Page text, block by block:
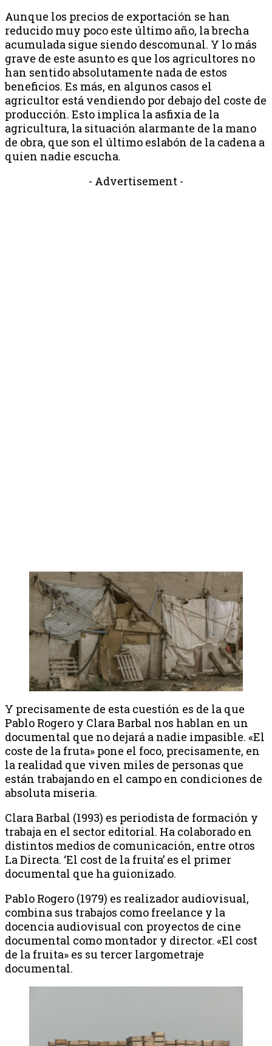
Aunque los precios de exportación se han
reducido muy poco este último año, la brecha
acumulada sigue siendo descomunal. Y lo más
grave de este asunto es que los agricultores no
han sentido absolutamente nada de estos
beneficios. Es más, en algunos casos el
agricultor está vendiendo por debajo del coste de
producción. Esto implica la asfixia de la
agricultura, la situación alarmante de la mano
de obra, que son el último eslabón de la cadena a
quien nadie escucha.
- Advertisement -
Y precisamente de esta cuestión es de la que
Pablo Rogero y Clara Barbal nos hablan en un
documental que no dejará a nadie impasible. «El
coste de la fruta» pone el foco, precisamente, en
la realidad que viven miles de personas que
están trabajando en el campo en condiciones de
absoluta miseria.
Clara Barbal (1993) es periodista de formación y
trabaja en el sector editorial. Ha colaborado en
distintos medios de comunicación, entre otros
La Directa. ‘El cost de la fruita’ es el primer
documental que ha guionizado.
Pablo Rogero (1979) es realizador audiovisual,
combina sus trabajos como freelance y la
docencia audiovisual con proyectos de cine
documental como montador y director. «El cost
de la fruita» es su tercer largometraje
documental.